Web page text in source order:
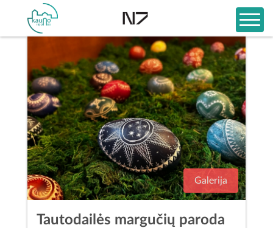
Galerija
Tautodailės margučių paroda